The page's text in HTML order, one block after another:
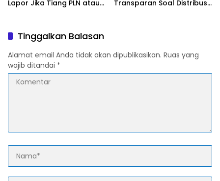
Lapor Jika Tiang PLN atau
Transparan Soal Distribusi
Tinggalkan Balasan
Alamat email Anda tidak akan dipublikasikan. Ruas yang
wajib ditandai *